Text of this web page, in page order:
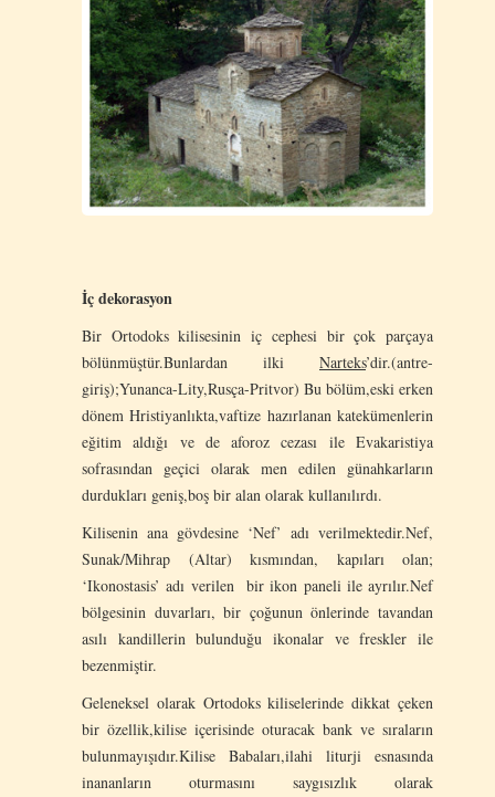
İç dekorasyon
Bir Ortodoks kilisesinin iç cephesi bir çok parçaya
bölünmüştür.Bunlardan ilki Narteks’dir.(antre-
giriş);Yunanca-Lity,Rusça-Pritvor) Bu bölüm,eski erken
dönem Hristiyanlıkta,vaftize hazırlanan katekümenlerin
eğitim aldığı ve de aforoz cezası ile Evakaristiya
sofrasından geçici olarak men edilen günahkarların
durdukları geniş,boş bir alan olarak kullanılırdı.
Kilisenin ana gövdesine ‘Nef’ adı verilmektedir.Nef,
Sunak/Mihrap (Altar) kısmından, kapıları olan;
‘Ikonostasis’ adı verilen bir ikon paneli ile ayrılır.Nef
bölgesinin duvarları, bir çoğunun önlerinde tavandan
asılı kandillerin bulunduğu ikonalar ve freskler ile
bezenmiştir.
Geleneksel olarak Ortodoks kiliselerinde dikkat çeken
bir özellik,kilise içerisinde oturacak bank ve sıraların
bulunmayışıdır.Kilise Babaları,ilahi liturji esnasında
inananların oturmasını saygısızlık olarak